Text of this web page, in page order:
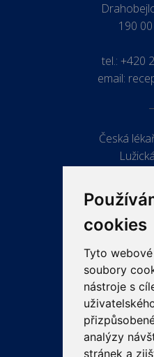
cookies
Tyto
soubory
nástroje s
analýzy
stránek a
190
tel.: +420
email:
Česká
PRO
PRO